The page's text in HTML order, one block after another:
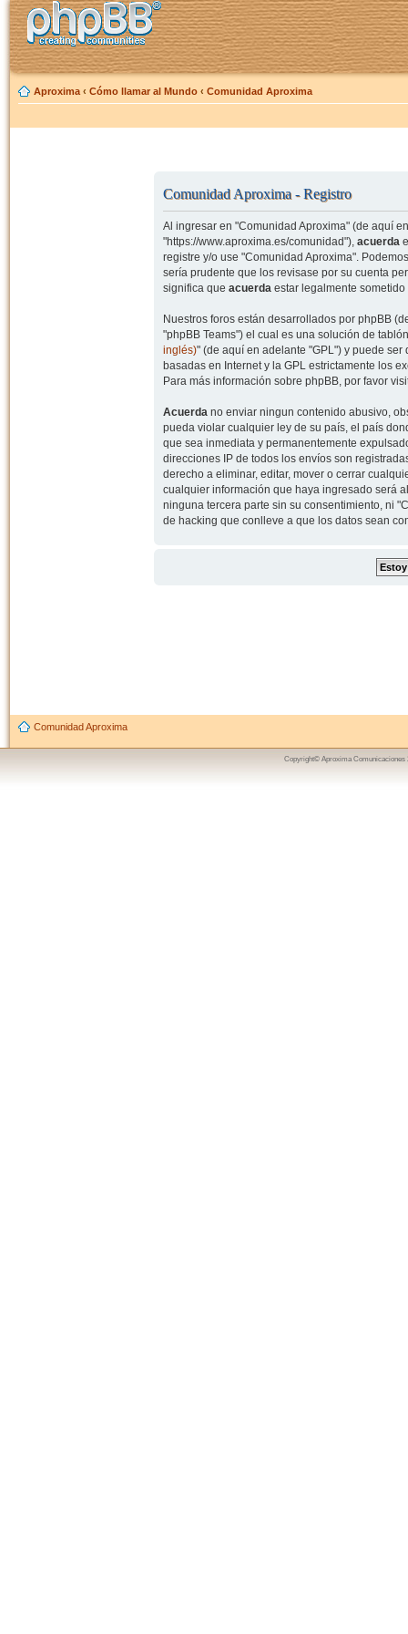
Aproxima ‹ Cómo llamar al Mundo ‹ Comunidad Aproxima
Comunidad Aproxima - Registro
Al ingresar en "Comunidad Aproxima" (de aquí
"https://www.aproxima.es/comunidad"), acuerda
registre y/o use "Comunidad Aproxima".
sería prudente que los revisase por su cuenta
significa que acuerdaestar legalmente sometido
Nuestros foros están desarrollados por phpBB
"phpBB Teams") el cual es una solución de
inglés)" (de aquí en adelante "GPL") y puede
basadas en Internet y la GPL estrictamente los
Para más información sobre phpBB, por favor
Acuerdano enviar ningun contenido abusivo,
pueda violar cualquier ley de su país, el país
que sea inmediata y permanentemente
direcciones IP de todos los envíos son
derecho a eliminar, editar, mover o cerrar
cualquier información que haya ingresado será
ninguna tercera parte sin su consentimiento, ni
de hacking que conlleve a que los datos sean
Comunidad Aproxima
Copyright© Aproxima Comunicaciones